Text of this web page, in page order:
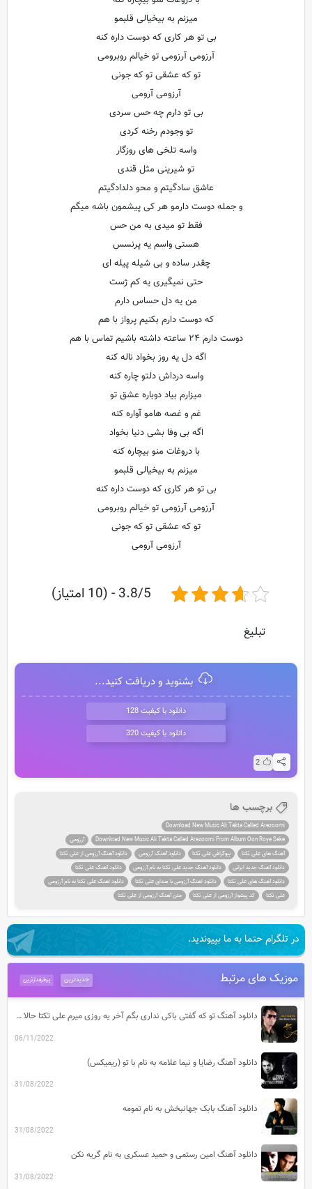
میزنم به بیخیالی قلبمو
بی تو هر کاری که دوست داره کنه
آرزومی آرزومی تو خیالم روبرومی
تو که عشقی تو که جونی
آرزومی آرومی
بی تو دارم چه حس سردی
تو وجودم رخنه کردی
واسه تلخی های روزگار
تو شیرینی مثل قندی
عاشق سادگیتم و محو دلدادگیتم
و جمله دوست دارمو هر کی پیشمون باشه میگم
فقط تو میدی به من حس
هستی واسم یه پرنسس
چقدر ساده و بی شیله پیله ای
حتی نمیگیری یه کم ژست
من یه دل حساس دارم
که دوست دارم بکنیم پرواز با هم
دوست دارم ۲۴ ساعته داشته باشیم تماس با هم
اگه دل یه روز بخواد ناله کنه
واسه درداش دلتو چاره کنه
میزارم بیاد دوباره عشق تو
غم و غصه هامو آواره کنه
اگه بی وفا بشی دنیا بخواد
با دروغات منو بیچاره کنه
میزنم به بیخیالی قلبمو
بی تو هر کاری که دوست داره کنه
آرزومی آرزومی تو خیالم روبرومی
تو که عشقی تو که جونی
آرزومی آرومی
3.8/5 - (10 امتیاز)
تبلیغ
بشنوید و دریافت کنید...
دانلود با کیفیت 128
دانلود با کیفیت 320
2
برچسب ها
Download New Music Ali Takta Called Arezoomi
Download New Music Ali Takta Called Arezoomi From Album Oon Roye Seke
آرزومی
آهنگ های علی تکتا
بیوگرافی علی تکتا دانلود آهنگ آرزومی
دانلود آهنگ آرزومی از علی تکتا
دانلود آهنگ جدید ایرانی
دانلود آهنگ جدید علی تکتا به نام آرزومی
دانلود آهنگ علی تکتا
دانلود آهنگ های علی تکتا
دانلود اهنگ آرزومی با صدای علی تکتا
دانلود اهنگ علی تکتا به نام آرزومی
علی تکتا
کد پیشواز آرزومی از علی تکتا متن آهنگ آرزومی از علی تکتا
در تلگرام حتما به ما بپیوندید.
موزیک های مرتبط پرطرفدارترین جدیدترین
دانلود آهنگ تو که گفتی باکی نداری بگم آخر یه روزی میرم علی تکتا حالا دیگه رفته
06/11/2022
دانلود آهنگ رضایا و نیما علامه به نام با تو (ریمیکس)
31/08/2022
دانلود آهنگ بابک جهانبخش به نام تمومه
31/08/2022
دانلود آهنگ امین رستمی و حمید عسکری به نام گریه نکن
31/08/2022